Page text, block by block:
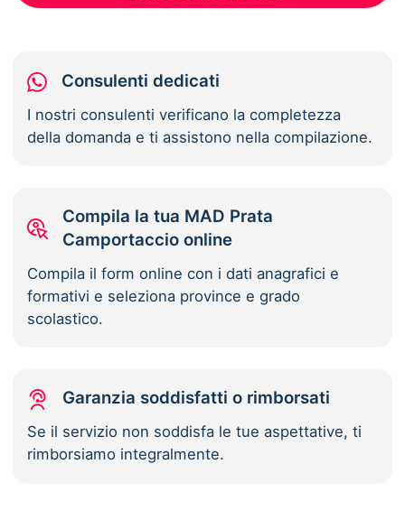
Consulenti dedicati
I nostri consulenti verificano la completezza
della domanda e ti assistono nella compilazione.
Compila la tua MAD Prata
Camportaccio online
Compila il form online con i dati anagrafici e
formativi e seleziona province e grado
scolastico.
Garanzia soddisfatti o rimborsati
Se il servizio non soddisfa le tue aspettative, ti
rimborsiamo integralmente.